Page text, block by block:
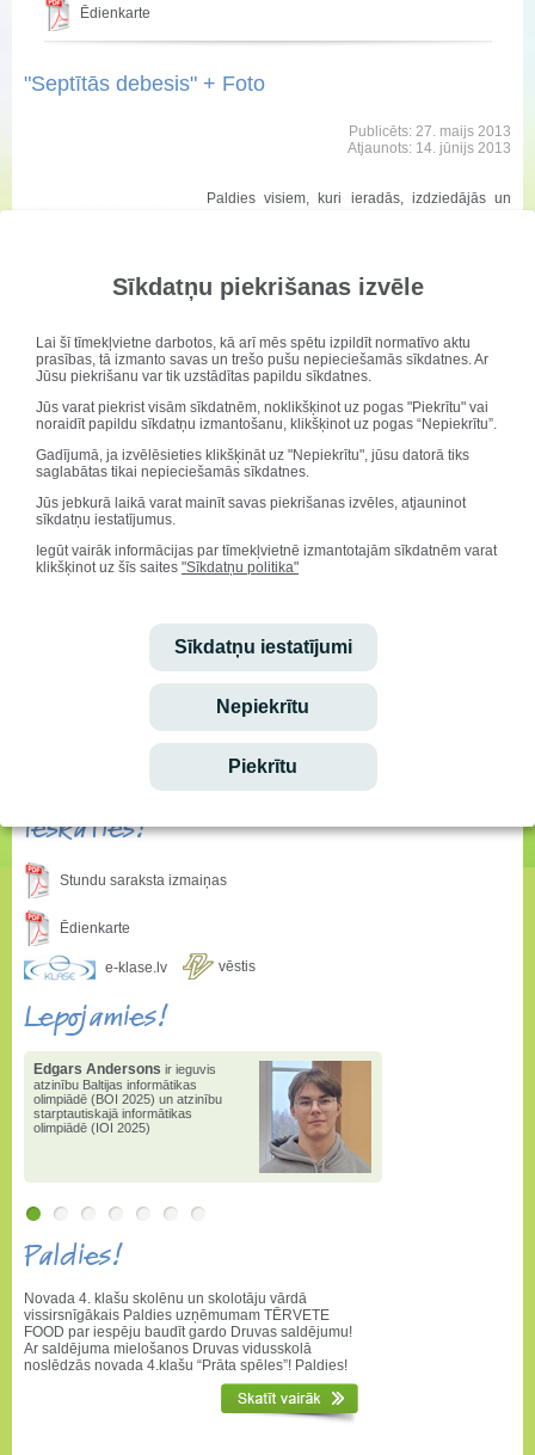
Sīkdatņu piekrišanas izvēle
Lai šī tīmekļvietne darbotos, kā arī mēs spētu izpildīt normatīvo aktu
prasības, tā izmanto savas un trešo pušu nepieciešamās sīkdatnes. Ar
Jūsu piekrišanu var tik uzstādītas papildu sīkdatnes.
Jūs varat piekrist visām sīkdatnēm, noklikšķinot uz pogas "Piekrītu" vai
noraidīt papildu sīkdatņu izmantošanu, klikšķinot uz pogas “Nepiekrītu”.
Gadījumā, ja izvēlēsieties klikšķināt uz "Nepiekrītu", jūsu datorā tiks
saglabātas tikai nepieciešamās sīkdatnes.
Jūs jebkurā laikā varat mainīt savas piekrišanas izvēles, atjauninot
sīkdatņu iestatījumus.
Iegūt vairāk informācijas par tīmekļvietnē izmantotajām sīkdatnēm varat
klikšķinot uz šīs saites "Sīkdatņu politika"
Sīkdatņu iestatījumi
Nepiekrītu
Piekrītu
Ēdienkarte
"Septītās debesis" + Foto
Publicēts: 27. maijs 2013
Atjaunots: 14. jūnijs 2013
Paldies visiem, kuri ieradās, izdziedājās un
Sveicam svētkos!
Mudīte, Vladislava, Vladislavs
Ieskaties!
Stundu saraksta izmaiņas
Ēdienkarte
e-klase.lv vēstis
Lepojamies!
Edgars Andersons ir ieguvis
atzinību Baltijas informātikas
olimpiādē (BOI 2025) un atzinību
starptautiskajā informātikas
olimpiādē (IOI 2025)
Edgars Andersons 2025. gadā
ieguvis 1.pakāpi valsts
informātikas olimpiādē,1.vietu
valstī konkursā "Bebr[a]s" un
3.pakāpi matemātikas atklātajā
Paldies!
Novada 4. klašu skolēnu un skolotāju vārdā
vissirsnīgākais Paldies uzņēmumam TĒRVETE
FOOD par iespēju baudīt gardo Druvas saldējumu!
Ar saldējuma mielošanos Druvas vidusskolā
noslēdzās novada 4.klašu “Prāta spēles”! Paldies!